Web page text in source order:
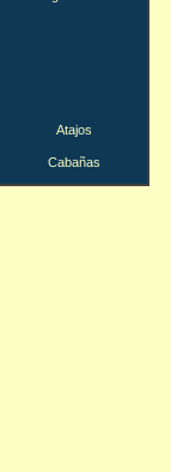
Atajos
Cabañas